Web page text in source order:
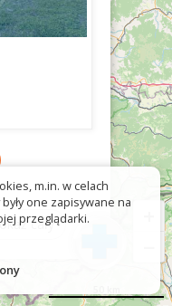
cały
m.in. w celach
one zapisywane na
przeglądarki.